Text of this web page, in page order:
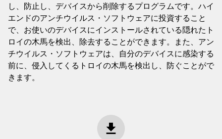
し、防止し、デバイスから削除するプログラムです。ハイ
エンドのアンチウイルス・ソフトウェアに投資すること
で、お使いのデバイスにインストールされている隠れたト
ロイの木馬を検出、除去することができます。また、アン
チウイルス・ソフトウェアは、自分のデバイスに感染する
前に、侵入してくるトロイの木馬を検出し、防ぐことがで
きます。